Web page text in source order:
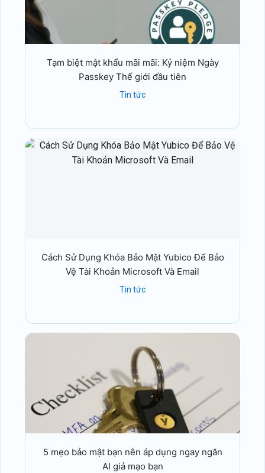
Tạm biệt mật khẩu mãi mãi: Kỷ niệm Ngày
Passkey Thế giới đầu tiên
Tin tức
Cách Sử Dụng Khóa Bảo Mật Yubico Để Bảo
Vệ Tài Khoản Microsoft Và Email
Tin tức
5 mẹo bảo mật bạn nên áp dụng ngay ngăn
AI giả mạo bạn